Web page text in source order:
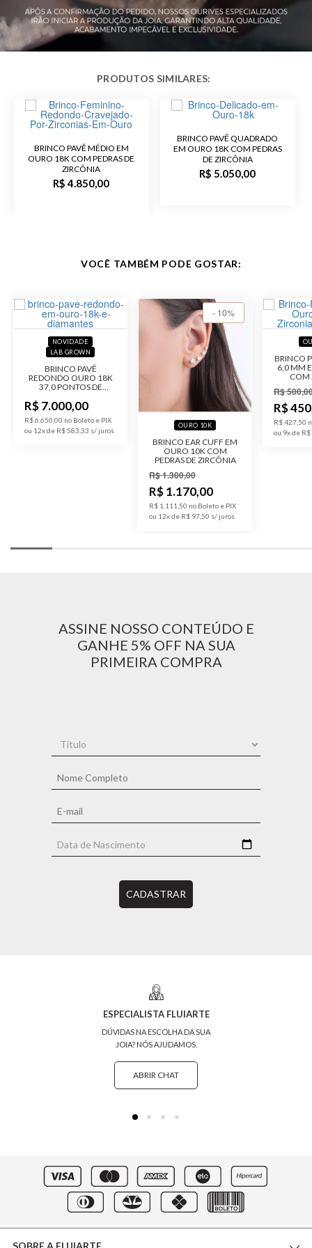
Acabamento Polido
BRINCO PAVÊ MÉDIO EM
OURO 18K COM PEDRAS DE
ZIRCÔNIA
R$ 4.850,00
BRINCO PAVÊ QUADRADO
EM OURO 18K COM PEDRAS
DE ZIRCÔNIA
R$ 5.050,00
VOCÊ TAMBÉM PODE GOSTAR:
NOVIDADE
LAB GROWN
BRINCO PAVÊ
REDONDO OURO 18K
37,0 PONTOS DE
GROWN
R$ 7.000,00
R$ 6.650,00 no Boleto e PIX
ou 12x de R$ 583,33
OURO 10K
BRINCO EAR CUFF EM
OURO 10K COM
PEDRAS DE ZIRCÔNIA
R$ 1.300,00
- 10%
R$ 1.170,00
R$ 1.111,50 no Boleto e PIX
ou 12x de R$ 97,50
BRINCO
6,0 MM
COM
R$
R$
R$ 427,50
ou 9x de
ASSINE NOSSO CONTEÚDO E
GANHE 5% OFF NA SUA
PRIMEIRA COMPRA
CADASTRAR
ESPECIALISTA FLUIARTE
DÚVIDAS NA ESCOLHA DA SUA
JOIA? NÓS AJUDAMOS.
ABRIR CHAT
SOBRE A FLUIARTE